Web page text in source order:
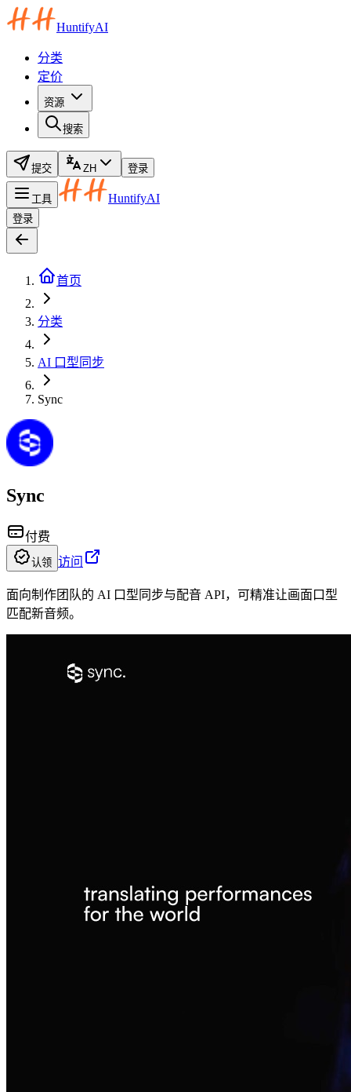
HuntifyAI
分类
定价
资源
搜索
提交 ZH 登录
工具 HuntifyAI
登录
首页
分类
AI 口型同步
Sync
Sync
付费
认领 访问
面向制作团队的 AI 口型同步与配音 API，可精准让画面口型
匹配新音频。